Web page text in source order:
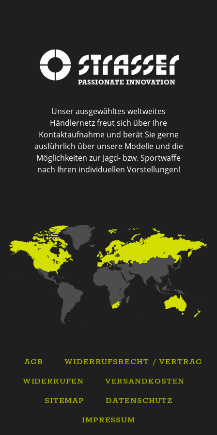
Unser ausgewähltes weltweites
Händlernetz freut sich über Ihre
Kontaktaufnahme und berät Sie gerne
ausführlich über unsere Modelle und die
Möglichkeiten zur Jagd- bzw. Sportwaffe
nach Ihren individuellen Vorstellungen!
AGB
WIDERRUFSRECHT / VERTRAG
WIDERRUFEN
VERSANDKOSTEN
SITEMAP
DATENSCHUTZ
IMPRESSUM